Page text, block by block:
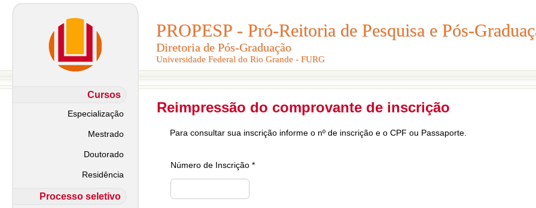
PROPESP - Pró-Reitoria de Pesquisa e Pós-
Diretoria de Pós-Graduação
Universidade Federal do Rio Grande - FURG
PROPESP - Pró-Reitoria de Pesquisa e Pós-
Diretoria de Pós-Graduação
Universidade Federal do Rio Grande - FURG
Cursos
Especialização
Mestrado
Doutorado
Residência
Processo seletivo
Reimpressão do comprovante de inscrição
Para consultar sua inscrição informe o nº de inscrição e o CPF ou Passaporte.
Número de Inscrição *